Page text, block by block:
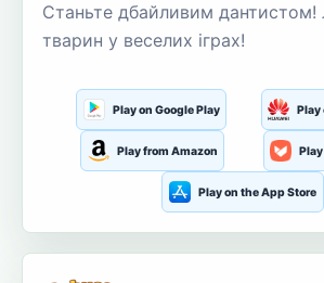
Станьте дбайливим дантистом!
тварин у веселих іграх!
Play on Google Play Play
Play from Amazon
Play on the App Store